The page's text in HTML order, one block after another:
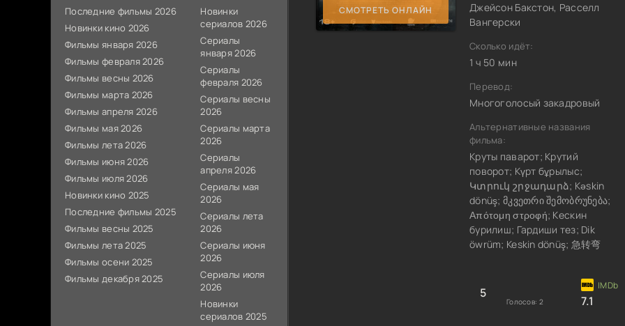
СМОТРЕТЬ ОНЛАЙН
Джейсон Бакстон, Расселл
Вангерски
Сколько идёт:
1 ч 50 мин
Перевод:
Многоголосый закадровый
Альтернативные названия
фильма:
Круты паварот; Крутий
поворот; Күрт бұрылыс;
Կտրուկ շրջադարձ; Kəskin
dönüş; მკვეთრი შემობრუნება;
Απότομη στροφή; Кескин
бурилиш; Гардиши тез; Dik
öwrüm; Keskin dönüş; 急转弯
5
Голосов: 2 7.1
Последние фильмы 2026
Новинки кино 2026
Фильмы января 2026
Фильмы февраля 2026
Фильмы весны 2026
Фильмы марта 2026
Фильмы апреля 2026
Фильмы мая 2026
Фильмы лета 2026
Фильмы июня 2026
Фильмы июля 2026
Новинки кино 2025
Последние фильмы 2025
Фильмы весны 2025
Фильмы лета 2025
Фильмы осени 2025
Фильмы декабря 2025
Новинки
сериалов 2026
Сериалы
января 2026
Сериалы
февраля 2026
Сериалы весны
2026
Сериалы марта
2026
Сериалы
апреля 2026
Сериалы мая
2026
Сериалы лета
2026
Сериалы июня
2026
Сериалы июля
2026
Новинки
сериалов 2025